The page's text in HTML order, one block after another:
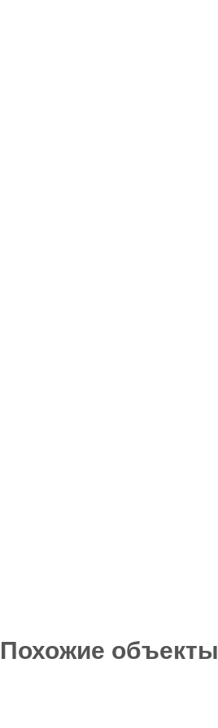
Похожие объекты